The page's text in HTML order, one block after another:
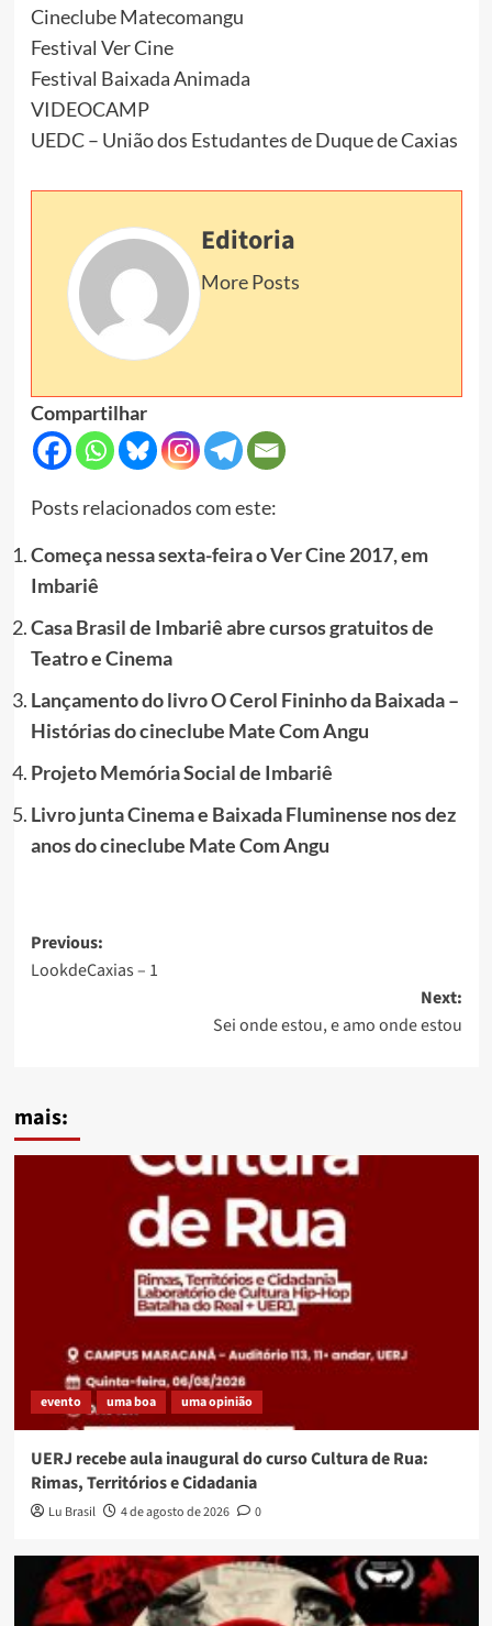
Cineclube Matecomangu
Festival Ver Cine
Festival Baixada Animada
VIDEOCAMP
UEDC – União dos Estudantes de Duque de Caxias
Editoria
More Posts
Compartilhar
Posts relacionados com este:
Começa nessa sexta-feira o Ver Cine 2017, em
Imbariê
Casa Brasil de Imbariê abre cursos gratuitos de
Teatro e Cinema
Lançamento do livro O Cerol Fininho da Baixada –
Histórias do cineclube Mate Com Angu
Projeto Memória Social de Imbariê
Livro junta Cinema e Baixada Fluminense nos dez
anos do cineclube Mate Com Angu
Post
navigation
Previous:
LookdeCaxias – 1
Next:
Sei onde estou, e amo onde estou
mais:
evento uma boa uma opinião
UERJ recebe aula inaugural do curso Cultura de Rua:
Rimas, Territórios e Cidadania
Lu Brasil 4 de agosto de 2026 0